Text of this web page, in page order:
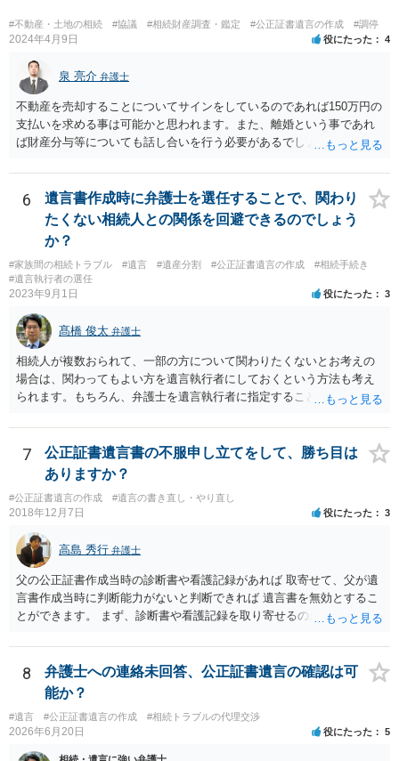
#不動産・土地の相続 #協議 #相続財産調査・鑑定 #公正証書遺言の作成 #調停
2024年4月9日 役にたった 4
泉 亮介 弁護士
不動産を売却することについてサインをしているのであれば150万円の
支払いを求める事は可能かと思われます。また、離婚という事であれ
ば財産分与等についても話し合いを行う必要があるでしょう。 細かい
士事務所へご相談されると良いでしょう。
6
遺言書作成時に弁護士を選任することで、関わり
たくない相続人との関係を回避できるのでしょう
か？
#家族間の相続トラブル #遺言 #遺産分割 #公正証書遺言の作成
#相続手続き
#遺言執行者の選任
2023年9月1日 役にたった 3
髙橋 俊太 弁護士
相続人が複数おられて、一部の方について関わりたくないとお考えの
場合は、関わってもよい方を遺言執行者にしておくという方法も考え
られます。もちろん、弁護士を遺言執行者に指定することもできます
方に再委任の権限を付与しておくという方法もあります。 一度、弁護
士に直接ご相談されることをお勧めいたします。
7
公正証書遺言書の不服申し立てをして、勝ち目は
ありますか？
#公正証書遺言の作成 #遺言の書き直し・やり直し
2018年12月7日 役にたった 3
高島 秀行 弁護士
父の公正証書作成当時の診断書や看護記録があれば 取寄せて、父が遺
言書作成当時に判断能力がないと判断できれば 遺言書を無効とするこ
とができます。 まず、診断書や看護記録を取り寄せるのが重要となり
いと思います。
8
弁護士への連絡未回答、公正証書遺言の確認は可
能か？
#遺言 #公正証書遺言の作成 #相続トラブルの代理交渉
2026年6月20日 役にたった 5